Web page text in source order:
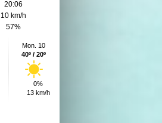
20:06
10 km/h
57%
Mon. 10
40º / 20º
0%
13 km/h